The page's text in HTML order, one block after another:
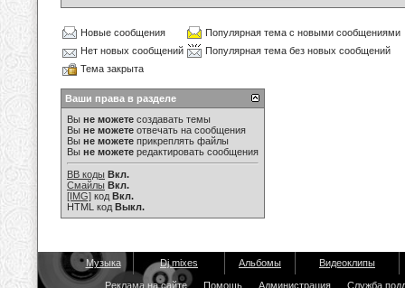
Новые сообщения
Популярная тема с новыми сообщениями
Нет новых сообщений
Популярная тема без новых сообщений
Тема закрыта
Ваши права в разделе
Вы не можете создавать темы
Вы не можете отвечать на сообщения
Вы не можете прикреплять файлы
Вы не можете редактировать сообщения
BB коды Вкл.
Смайлы Вкл.
[IMG] код Вкл.
HTML код Выкл.
Музыка Dj mixes Альбомы Видеоклипы
Реклама на сайте Помощь Администрация Служба